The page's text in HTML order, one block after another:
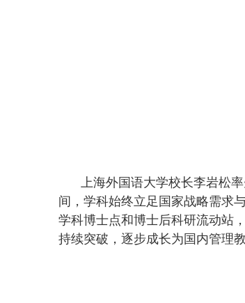
上海外国语大学校长李岩松率
间，学科始终立足国家战略需求
学科博士点和博士后科研流动站
持续突破，逐步成长为国内管理